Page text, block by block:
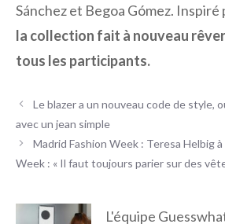
Sánchez et Begoa Gómez. Inspiré
la collection fait à nouveau
tous les participants.
Le blazer a un nouveau code de style,
avec un jean simple
Madrid Fashion Week : Teresa Helbig à
Week : « Il faut toujours parier sur des
L'équipe